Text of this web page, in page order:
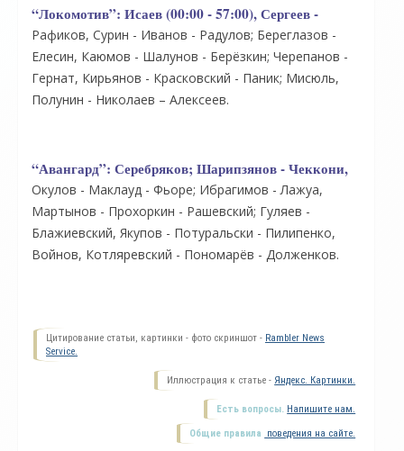
“Локомотив”: Исаев (00:00 - 57:00), Сергеев -
Рафиков, Сурин - Иванов - Радулов; Береглазов -
Елесин, Каюмов - Шалунов - Берёзкин; Черепанов -
Гернат, Кирьянов - Красковский - Паник; Мисюль,
Полунин - Николаев – Алексеев.
“Авангард”: Серебряков; Шарипзянов - Чеккони,
Окулов - Маклауд - Фьоре; Ибрагимов - Лажуа,
Мартынов - Прохоркин - Рашевский; Гуляев -
Блажиевский, Якупов - Потуральски - Пилипенко,
Войнов, Котляревский - Пономарёв - Долженков.
Цитирование статьи, картинки - фото скриншот - Rambler News
Service.
Иллюстрация к статье - Яндекс. Картинки.
Есть вопросы. Напишите нам.
Общие правила поведения на сайте.